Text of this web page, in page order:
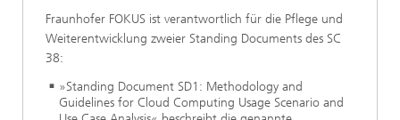
Fraunhofer FOKUS ist verantwortlich für die Pflege und
Weiterentwicklung zweier Standing Documents des SC
38:
»Standing Document SD1: Methodology and
Guidelines for Cloud Computing Usage Scenario and